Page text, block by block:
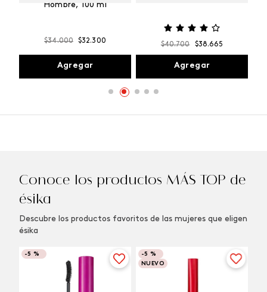
Hombre, 100 ml
$34.000 $32.300
Agregar
$40.700 $38.665
Agregar
Conoce los productos MÁS TOP de
ésika
Descubre los productos favoritos de las mujeres que eligen
ésika
-5 % -5 %
NUEVO